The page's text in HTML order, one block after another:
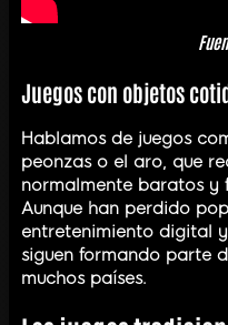
Juegos con objetos
Hablamos de juegos
peonzas o el aro, que
normalmente baratos y
Aunque han perdido
entretenimiento digital
siguen formando parte
muchos países.